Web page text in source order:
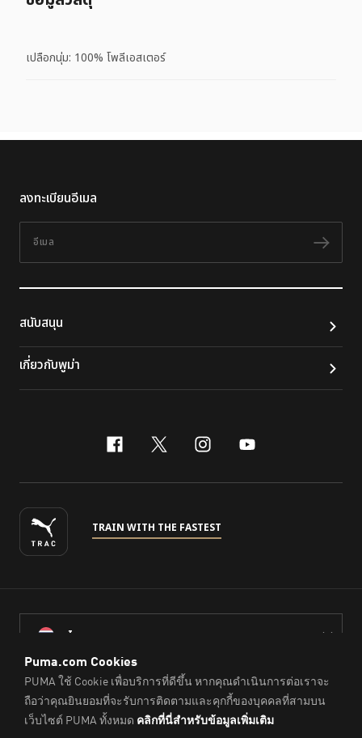
เปลือกนุ่ม: 100% โพลีเอสเตอร์
ลงทะเบียนอีเมล
ติดต
สนับสนุน
เกี่ยวกับพูม่า
facebook
x-twitter
instagram
youtube
TRAIN WITH THE FASTEST
ไทย
© PUMA Sports (Thailand) Co., Ltd.,2026. All Rights Reserved.
Company Reg. No. 0105564148338